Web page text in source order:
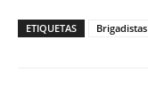
ETIQUETAS Brigadistas